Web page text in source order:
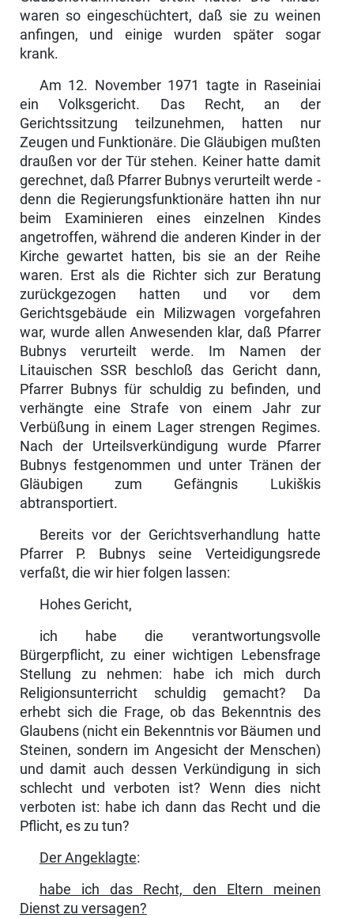
waren so eingeschüchtert, daß sie zu weinen
anfingen, und einige wurden später sogar
krank.
Am 12. November 1971 tagte in Raseiniai
ein Volksgericht. Das Recht, an der
Gerichtssitzung teilzunehmen, hatten nur
Zeugen und Funktionäre. Die Gläubigen mußten
draußen vor der Tür stehen. Keiner hatte damit
gerechnet, daß Pfarrer Bubnys verurteilt werde -
denn die Regierungs­funktionäre hatten ihn nur
beim Examinieren eines ein­zelnen Kindes
angetroffen, während die anderen Kinder in der
Kirche gewartet hatten, bis sie an der Reihe
waren. Erst als die Richter sich zur Beratung
zurückgezogen hatten und vor dem
Gerichtsgebäude ein Milizwagen vorge­fahren
war, wurde allen Anwesenden klar, daß Pfarrer
Bubnys verurteilt werde. Im Namen der
Litauischen SSR beschloß das Gericht dann,
Pfarrer Bubnys für schuldig zu befinden, und
verhängte eine Strafe von einem Jahr zur
Verbüßung in einem Lager strengen Regimes.
Nach der Urteilsverkündigung wurde Pfarrer
Bubnys festgenommen und unter Tränen der
Gläubigen zum Gefängnis Lukiškis
abtransportiert.
Bereits vor der Gerichtsverhandlung hatte
Pfarrer P. Bubnys seine Verteidigungsrede
verfaßt, die wir hier folgen lassen:
Hohes Gericht,
ich habe die verantwortungsvolle
Bürgerpflicht, zu einer wichtigen Lebensfrage
Stellung zu nehmen: habe ich mich durch
Religionsunterricht schuldig gemacht? Da
erhebt sich die Frage, ob das Bekenntnis des
Glaubens (nicht ein Bekenntnis vor Bäumen und
Steinen, sondern im Ange­sicht der Menschen)
und damit auch dessen Verkündigung in sich
schlecht und verboten ist? Wenn dies nicht
verboten ist: habe ich dann das Recht und die
Pflicht, es zu tun?
Der Angeklagte:
habe ich das Recht, den Eltern meinen
Dienst zu versagen?